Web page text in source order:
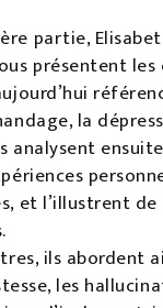
partie,
présentent
la
analysent
et l’illustrent
ils abordent
les